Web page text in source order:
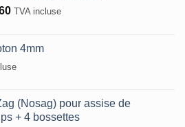
Plage
€0,45
à
TVA incluse
4mm
(Nosag) pour assise de
+ 4 bossettes